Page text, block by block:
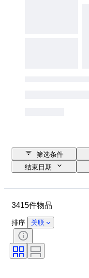
筛选条件
结束日期
状态
带配件
物品尺寸
3415件物品
排序 关联